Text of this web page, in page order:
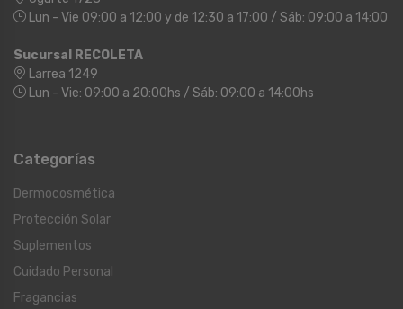
Lun - Vie 09:00 a 12:00 y de 12:30 a 17:00 / Sáb: 09:00 a 14:00
Sucursal RECOLETA
Larrea 1249
Lun - Vie: 09:00 a 20:00hs / Sáb: 09:00 a 14:00hs
Categorías
Dermocosmética
Protección Solar
Suplementos
Cuidado Personal
Fragancias